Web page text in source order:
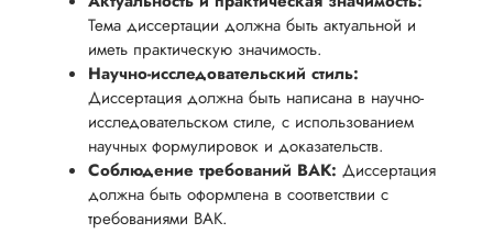
Тема диссертации должна быть актуальной и
иметь практическую значимость.
Научно-исследовательский стиль:
Диссертация должна быть написана в научно-
исследовательском стиле, с использованием
научных формулировок и доказательств.
Соблюдение требований ВАК: Диссертация
должна быть оформлена в соответствии с
требованиями ВАК.